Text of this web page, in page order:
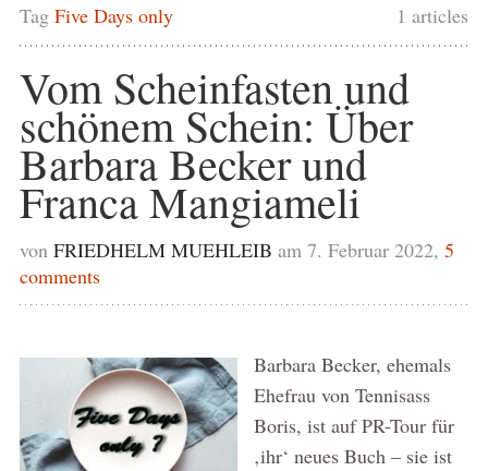
1 articles
Tag Five Days only
Vom Scheinfasten und
schönem Schein: Über
Barbara Becker und
Franca Mangiameli
von FRIEDHELM MUEHLEIB am 7. Februar 2022, 5
comments
Barbara Becker, ehemals
Ehefrau von Tennisass
Boris, ist auf PR-Tour für
‚ihr‘ neues Buch – sie ist